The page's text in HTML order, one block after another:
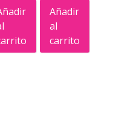
Añadir
al
carrito